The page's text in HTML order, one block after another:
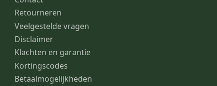
Retourneren
Veelgestelde vragen
Disclaimer
Klachten en garantie
Kortingscodes
Betaalmogelijkheden